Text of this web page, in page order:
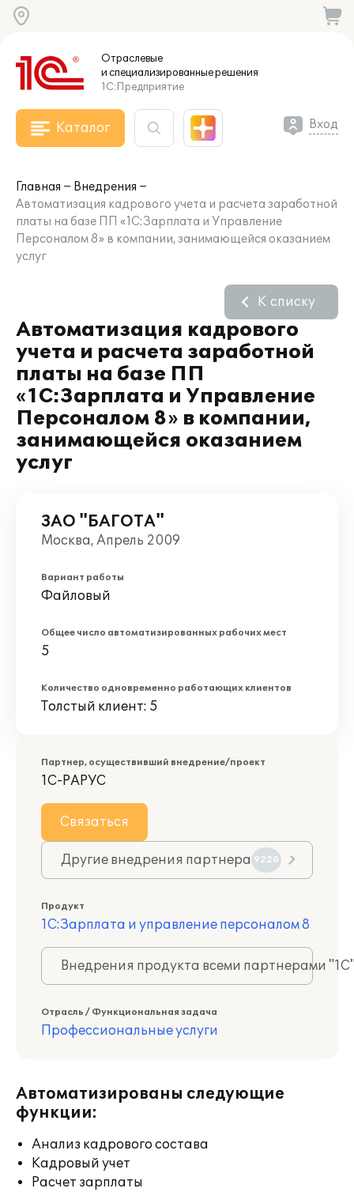
Отраслевые
и специализированныерешения
1С:Предприятие
Каталог Вход
Главная
Внедрения
Автоматизация кадрового учета и расчета заработной
платы на базе ПП «1С:Зарплата и Управление
Персоналом 8» в компании, занимающейся оказанием
услуг
Автоматизация кадрового
учета и расчета заработной
платы на базе ПП
«1С:Зарплата и Управление
Персоналом 8» в компании,
занимающейся оказанием
услуг
К списку
ЗАО "БАГОТА"
Москва, Апрель 2009
Вариант работы
Файловый
Общее число автоматизированных рабочих мест
5
Количество одновременно работающих клиентов
Толстый клиент: 5
Партнер, осуществивший внедрение/проект
1С-РАРУС
Связаться
Другие внедрения партнера 9220
Продукт
1С:Зарплата и управление персоналом 8
Внедрения продукта всеми партнерами
Отрасль / Функциональная задача
Профессиональные услуги
Автоматизированы следующие
функции:
Анализ кадрового состава
Кадровый учет
Расчет зарплаты